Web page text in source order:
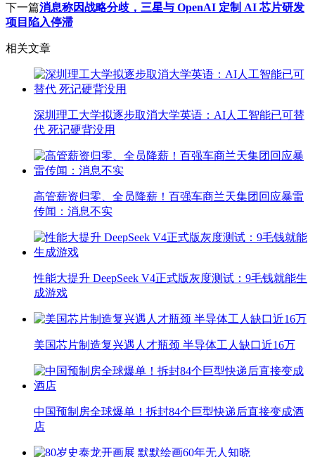
下一篇消息称因战略分歧，三星与 OpenAI 定制 AI 芯片研发
项目陷入停滞
相关文章
深圳理工大学拟逐步取消大学英语：AI人工智能已可替
代 死记硬背没用
高管薪资归零、全员降薪！百强车商兰天集团回应暴雷
传闻：消息不实
性能大提升 DeepSeek V4正式版灰度测试：9毛钱就能生
成游戏
美国芯片制造复兴遇人才瓶颈 半导体工人缺口近16万
中国预制房全球爆单！拆封84个巨型快递后直接变成酒
店